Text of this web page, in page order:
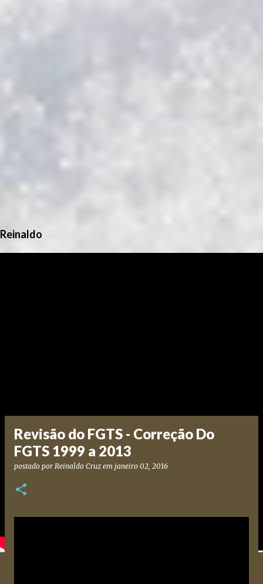
Reinaldo
Revisão do FGTS - Correção Do
FGTS 1999 a 2013
postado por Reinaldo Cruz em janeiro 02, 2016